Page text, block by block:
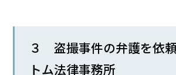
セス
３ 盗撮事件の弁護を依
トム法律事務所